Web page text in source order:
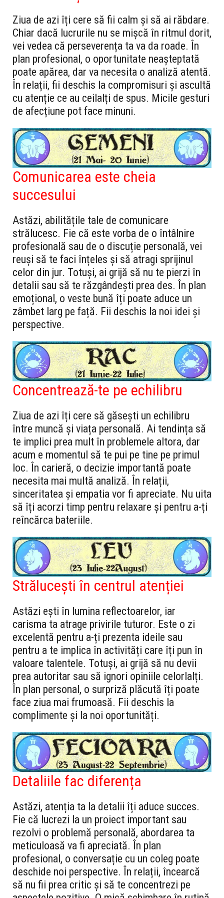
Ziua de azi îți cere să fii calm și să ai răbdare.
Chiar dacă lucrurile nu se mișcă în ritmul dorit,
vei vedea că perseverența ta va da roade. În
plan profesional, o oportunitate neașteptată
poate apărea, dar va necesita o analiză atentă.
În relații, fii deschis la compromisuri și ascultă
cu atenție ce au ceilalți de spus. Micile gesturi
de afecțiune pot face minuni.
Comunicarea este cheia
succesului
Astăzi, abilitățile tale de comunicare
strălucesc. Fie că este vorba de o întâlnire
profesională sau de o discuție personală, vei
reuși să te faci înțeles și să atragi sprijinul
celor din jur. Totuși, ai grijă să nu te pierzi în
detalii sau să te răzgândești prea des. În plan
emoțional, o veste bună îți poate aduce un
zâmbet larg pe față. Fii deschis la noi idei și
perspective.
Concentrează-te pe echilibru
Ziua de azi îți cere să găsești un echilibru
între muncă și viața personală. Ai tendința să
te implici prea mult în problemele altora, dar
acum e momentul să te pui pe tine pe primul
loc. În carieră, o decizie importantă poate
necesita mai multă analiză. În relații,
sinceritatea și empatia vor fi apreciate. Nu uita
să îți acorzi timp pentru relaxare și pentru a-ți
reîncărca bateriile.
Strălucești în centrul atenției
Astăzi ești în lumina reflectoarelor, iar
carisma ta atrage privirile tuturor. Este o zi
excelentă pentru a-ți prezenta ideile sau
pentru a te implica în activități care îți pun în
valoare talentele. Totuși, ai grijă să nu devii
prea autoritar sau să ignori opiniile celorlalți.
În plan personal, o surpriză plăcută îți poate
face ziua mai frumoasă. Fii deschis la
complimente și la noi oportunități.
Detaliile fac diferența
Astăzi, atenția ta la detalii îți aduce succes.
Fie că lucrezi la un proiect important sau
rezolvi o problemă personală, abordarea ta
meticuloasă va fi apreciată. În plan
profesional, o conversație cu un coleg poate
deschide noi perspective. În relații, încearcă
să nu fii prea critic și să te concentrezi pe